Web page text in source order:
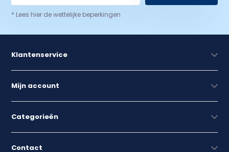
* Lees hier de wettelijke beperkingen
Klantenservice
Mijn account
Categorieën
Contact